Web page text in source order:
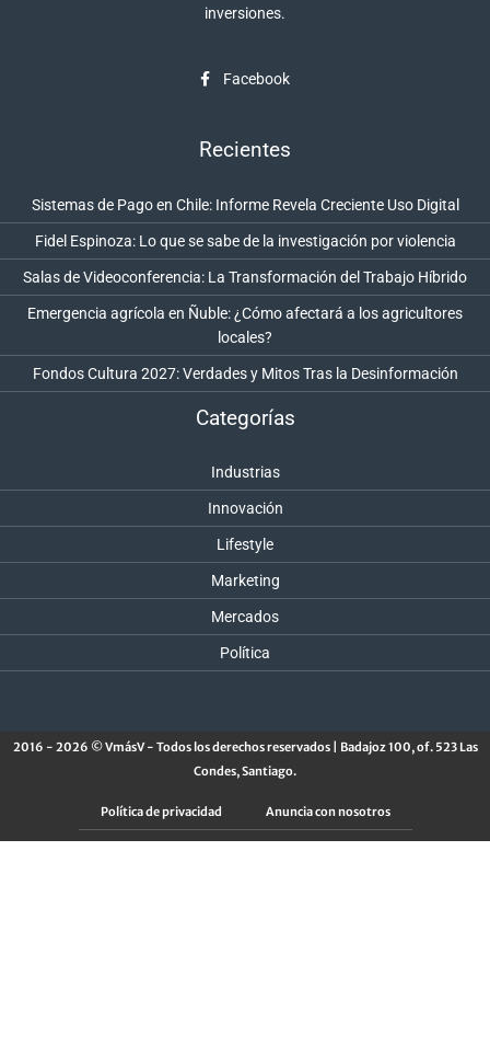
inversiones.
Facebook
Recientes
Sistemas de Pago en Chile: Informe Revela Creciente Uso Digital
Fidel Espinoza: Lo que se sabe de la investigación por violencia
Salas de Videoconferencia: La Transformación del Trabajo Híbrido
Emergencia agrícola en Ñuble: ¿Cómo afectará a los agricultores
locales?
Fondos Cultura 2027: Verdades y Mitos Tras la Desinformación
Categorías
Industrias
Innovación
Lifestyle
Marketing
Mercados
Política
2016 - 2026 © VmásV - Todos los derechos reservados | Badajoz 100, of. 523 Las
Condes, Santiago.
Política de privacidad Anuncia con nosotros